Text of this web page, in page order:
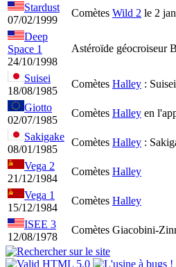
Stardust
07/02/1999
Comètes Wild 2 le 2
Deep
Space 1
24/10/1998
Astéroïde géocroiseur
Suisei
18/08/1985
Comètes Halley :
Giotto
02/07/1985
Comètes Halley en
Sakigake
08/01/1985
Comètes Halley :
Vega 2
21/12/1984
Comètes Halley
Vega 1
15/12/1984
Comètes Halley
ISEE 3
12/08/1978
Comètes Giacobini-